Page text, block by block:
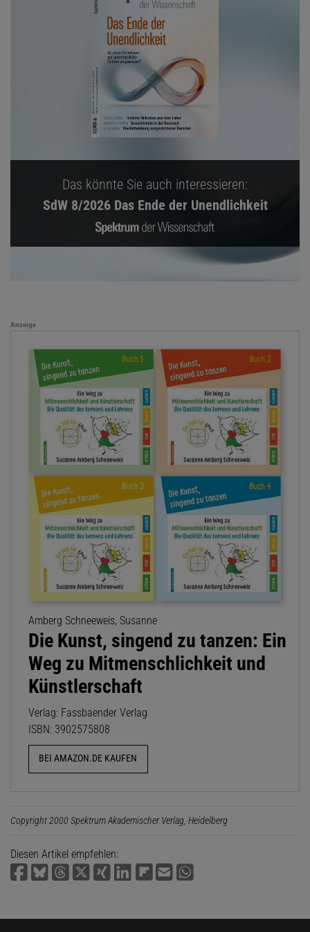
Das könnte Sie auch interessieren:
SdW 8/2026 Das Ende der Unendlichkeit
Anzeige
Amberg Schneeweis, Susanne
Die Kunst, singend zu tanzen: Ein
Weg zu Mitmenschlichkeit und
Künstlerschaft
Verlag: Fassbaender Verlag
ISBN: 3902575808
BEI AMAZON.DE KAUFEN
Copyright 2000 Spektrum Akademischer Verlag, Heidelberg
Diesen Artikel empfehlen: